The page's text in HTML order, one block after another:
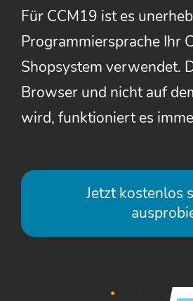
Für CCM19 ist es
Programmiersprache Ihr
Shopsystem verwendet.
Browser und nicht auf
wird, funktioniert es
Jetzt kostenlos